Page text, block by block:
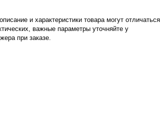
и характеристики товара могут отличаться
важные параметры уточняйте у
при заказе.